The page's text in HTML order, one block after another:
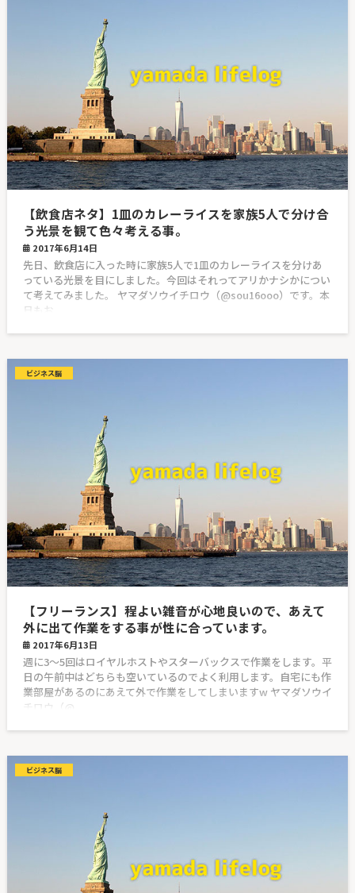
【飲食店ネタ】1皿のカレーライスを家族5人で分け合
う光景を観て色々考える事。
2017年6月14日
先日、飲食店に入った時に家族5人で1皿のカレーライスを分けあ
っている光景を目にしました。今回はそれってアリかナシかについ
て考えてみました。 ヤマダソウイチロウ（@sou16ooo）です。本
日もお
ビジネス脳
【フリーランス】程よい雑音が心地良いので、あえて
外に出て作業をする事が性に合っています。
2017年6月13日
週に3〜5回はロイヤルホストやスターバックスで作業をします。平
日の午前中はどちらも空いているのでよく利用します。自宅にも作
業部屋があるのにあえて外で作業をしてしまいますw ヤマダソウイ
チロウ（@
ビジネス脳